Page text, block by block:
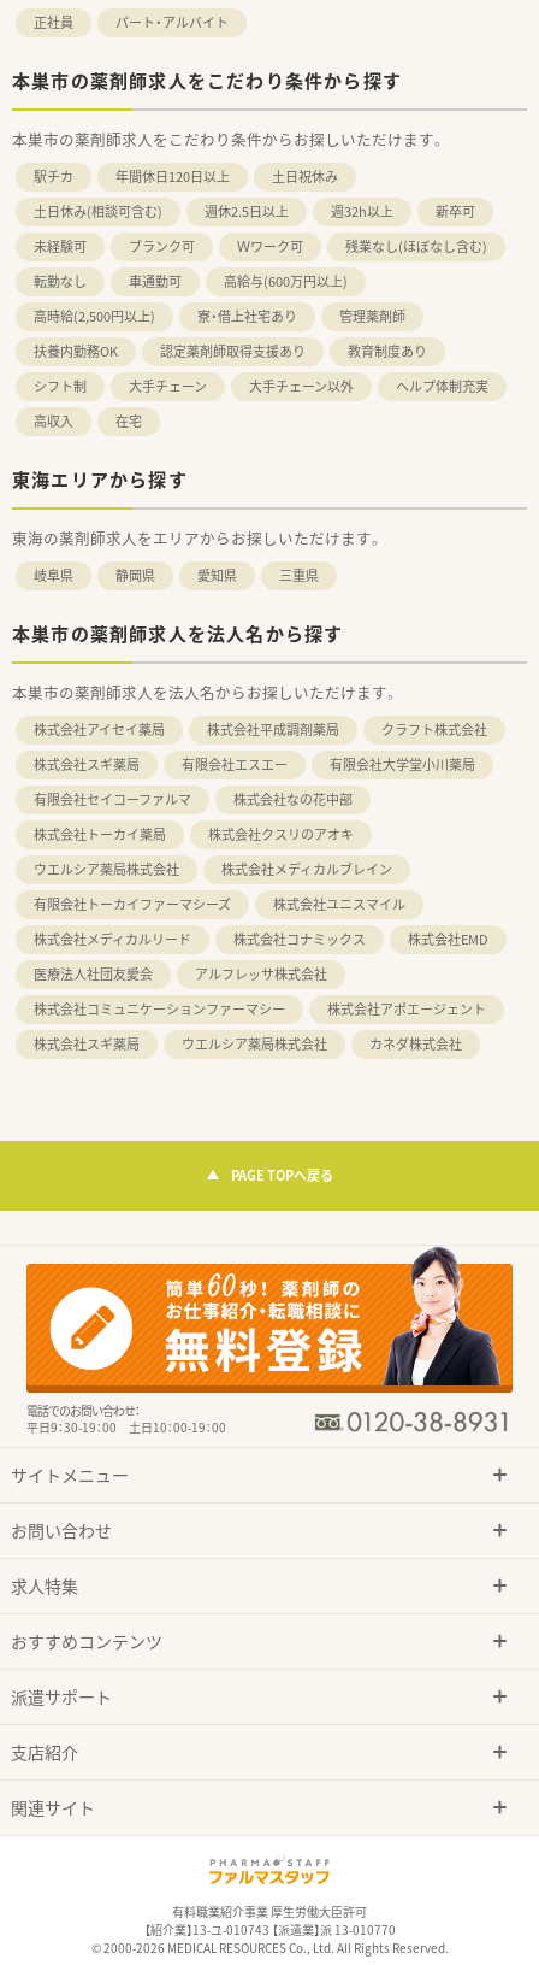
正社員 パート・アルバイト
本巣市の薬剤師求人をこだわり条件から探す
本巣市の薬剤師求人をこだわり条件からお探しいただけます。
駅チカ 年間休日120日以上
土日祝休み
土日休み(相談可含む)
週休2.5日以上 週32h以上
新卒可
未経験可
ブランク可 Ｗワーク可
残業なし(ほぼなし含む)
転勤なし
車通勤可
高給与(600万円以上)
高時給(2,500円以上)
寮・借上社宅あり
管理薬剤師
扶養内勤務OK
認定薬剤師取得支援あり
教育制度あり
シフト制
大手チェーン 大手チェーン以外
ヘルプ体制充実
高収入
在宅
東海エリアから探す
東海の薬剤師求人をエリアからお探しいただけます。
岐阜県 静岡県 愛知県 三重県
本巣市の薬剤師求人を法人名から探す
本巣市の薬剤師求人を法人名からお探しいただけます。
株式会社アイセイ薬局 株式会社平成調剤薬局
クラフト株式会社
株式会社スギ薬局
有限会社エスエー
有限会社大学堂小川薬局
有限会社セイコーファルマ
株式会社なの花中部
株式会社トーカイ薬局
株式会社クスリのアオキ
ウエルシア薬局株式会社
株式会社メディカルブレイン
有限会社トーカイファーマシーズ
株式会社ユニスマイル
株式会社メディカルリード
株式会社コナミックス
株式会社EMD
医療法人社団友愛会
アルフレッサ株式会社
株式会社コミュニケーションファーマシー
株式会社アポエージェント
株式会社スギ薬局
ウエルシア薬局株式会社 カネダ株式会社
PAGE TOPへ戻る
電話でのお問い合わせ：
平日9：30-19：00 土日10：00-19：00
サイトメニュー
お問い合わせ
求人特集
おすすめコンテンツ
派遣サポート
支店紹介
関連サイト
有料職業紹介事業 厚生労働大臣許可
【紹介業】13-ユ-010743 【派遣業】派 13-010770
© 2000-2026 MEDICAL RESOURCES Co., Ltd. All Rights Reserved.